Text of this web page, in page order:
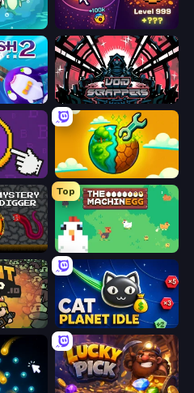
Dominate All Shapes
Void Scrappers
Land Explorers: Merge & Build
Top
The MachinEGG
Cat Planet Idle